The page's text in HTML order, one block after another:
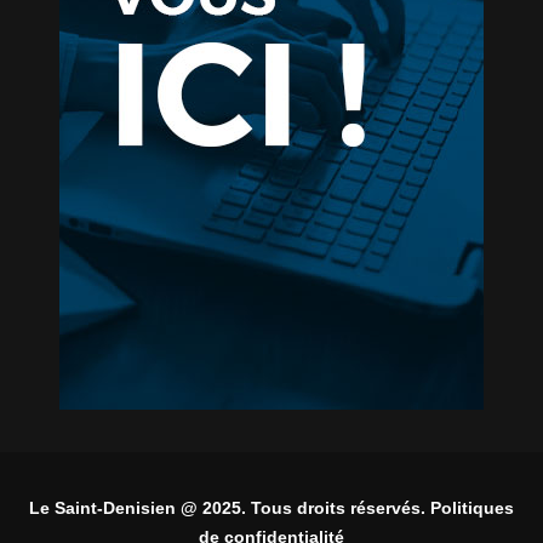
Le Saint-Denisien @ 2025. Tous droits réservés. Politiques
de confidentialité